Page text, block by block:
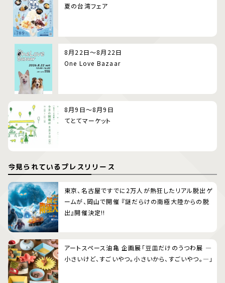
夏の台湾フェア
8月22日～8月22日
One Love Bazaar
8月9日～8月9日
てとてマーケット
今見られているプレスリリース
東京、名古屋ですでに2万人が熱狂したリアル脱出ゲ
ームが、岡山で開催 『謎だらけの南極大陸からの脱
出』開催決定!!
アートスペース油亀 企画展「豆皿だけのうつわ展 ―
小さいけど、すごいやつ。小さいから、すごいやつ。―」